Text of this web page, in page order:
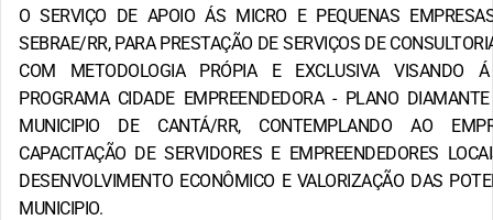
O SERVIÇO DE APOIO ÁS MICRO E PEQUENAS
SEBRAE/RR, PARA PRESTAÇÃO DE SERVIÇOS DE
COM METODOLOGIA PRÓPIA E EXCLUSIVA VISANDO
PROGRAMA CIDADE EMPREENDEDORA - PLANO
MUNICIPIO DE CANTÁ/RR, CONTEMPLANDO AO
CAPACITAÇÃO DE SERVIDORES E EMPREENDEDORES
DESENVOLVIMENTO ECONÔMICO E VALORIZAÇÃO DAS
MUNICIPIO.